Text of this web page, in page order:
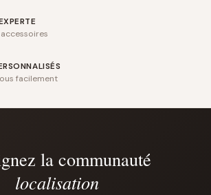
facilement
la communauté
localisation